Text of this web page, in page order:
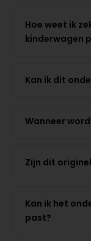
Hoe weet ik
kinderwagen
Kan ik dit
Wanneer
Zijn dit
Kan ik het
past?